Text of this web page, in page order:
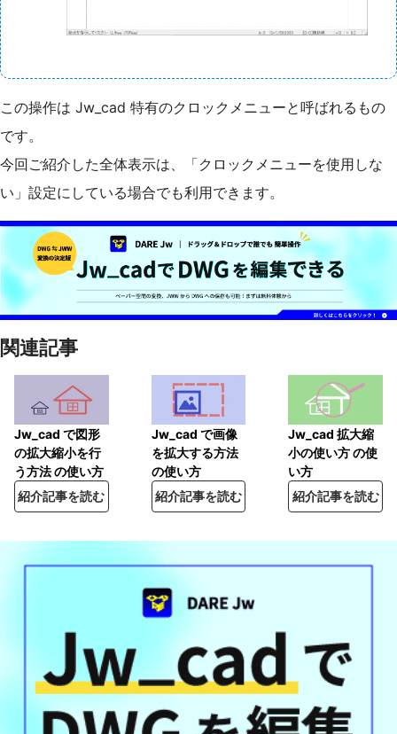
この操作は Jw_cad 特有のクロックメニューと呼ばれるもの
です。
今回ご紹介した全体表示は、「クロックメニューを使用しな
い」設定にしている場合でも利用できます。
関連記事
Jw_cad で図形
の拡大縮小を行
う方法 の使い方
紹介記事を読む
Jw_cad で画像
を拡大する方法
の使い方
紹介記事を読む
Jw_cad 拡大縮
小の使い方 の使
い方
紹介記事を読む